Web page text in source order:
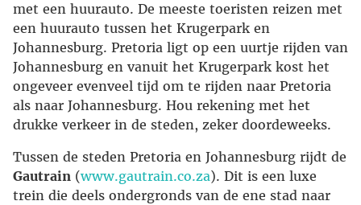
met een huurauto. De meeste toeristen reizen met
een huurauto tussen het Krugerpark en
Johannesburg. Pretoria ligt op een uurtje rijden van
Johannesburg en vanuit het Krugerpark kost het
ongeveer evenveel tijd om te rijden naar Pretoria
als naar Johannesburg. Hou rekening met het
drukke verkeer in de steden, zeker doordeweeks.
Tussen de steden Pretoria en Johannesburg rijdt de
Gautrain (www.gautrain.co.za). Dit is een luxe
trein die deels ondergronds van de ene stad naar